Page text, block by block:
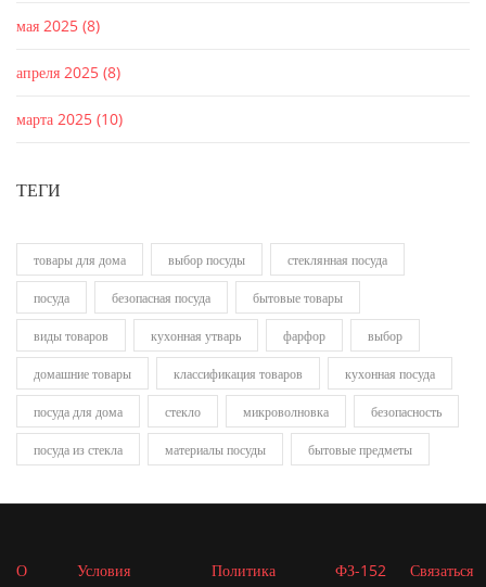
мая 2025 (8)
апреля 2025 (8)
марта 2025 (10)
ТЕГИ
товары для дома выбор посуды стеклянная посуда
посуда безопасная посуда бытовые товары
виды товаров кухонная утварь фарфор выбор
домашние товары классификация товаров кухонная посуда
посуда для дома стекло микроволновка безопасность
посуда из стекла материалы посуды бытовые предметы
О
Условия
Политика
ФЗ-152
Связаться